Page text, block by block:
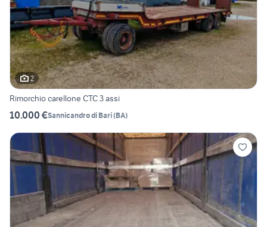
2
Rimorchio carellone CTC 3 assi
10.000 €Sannicandro di Bari(BA)